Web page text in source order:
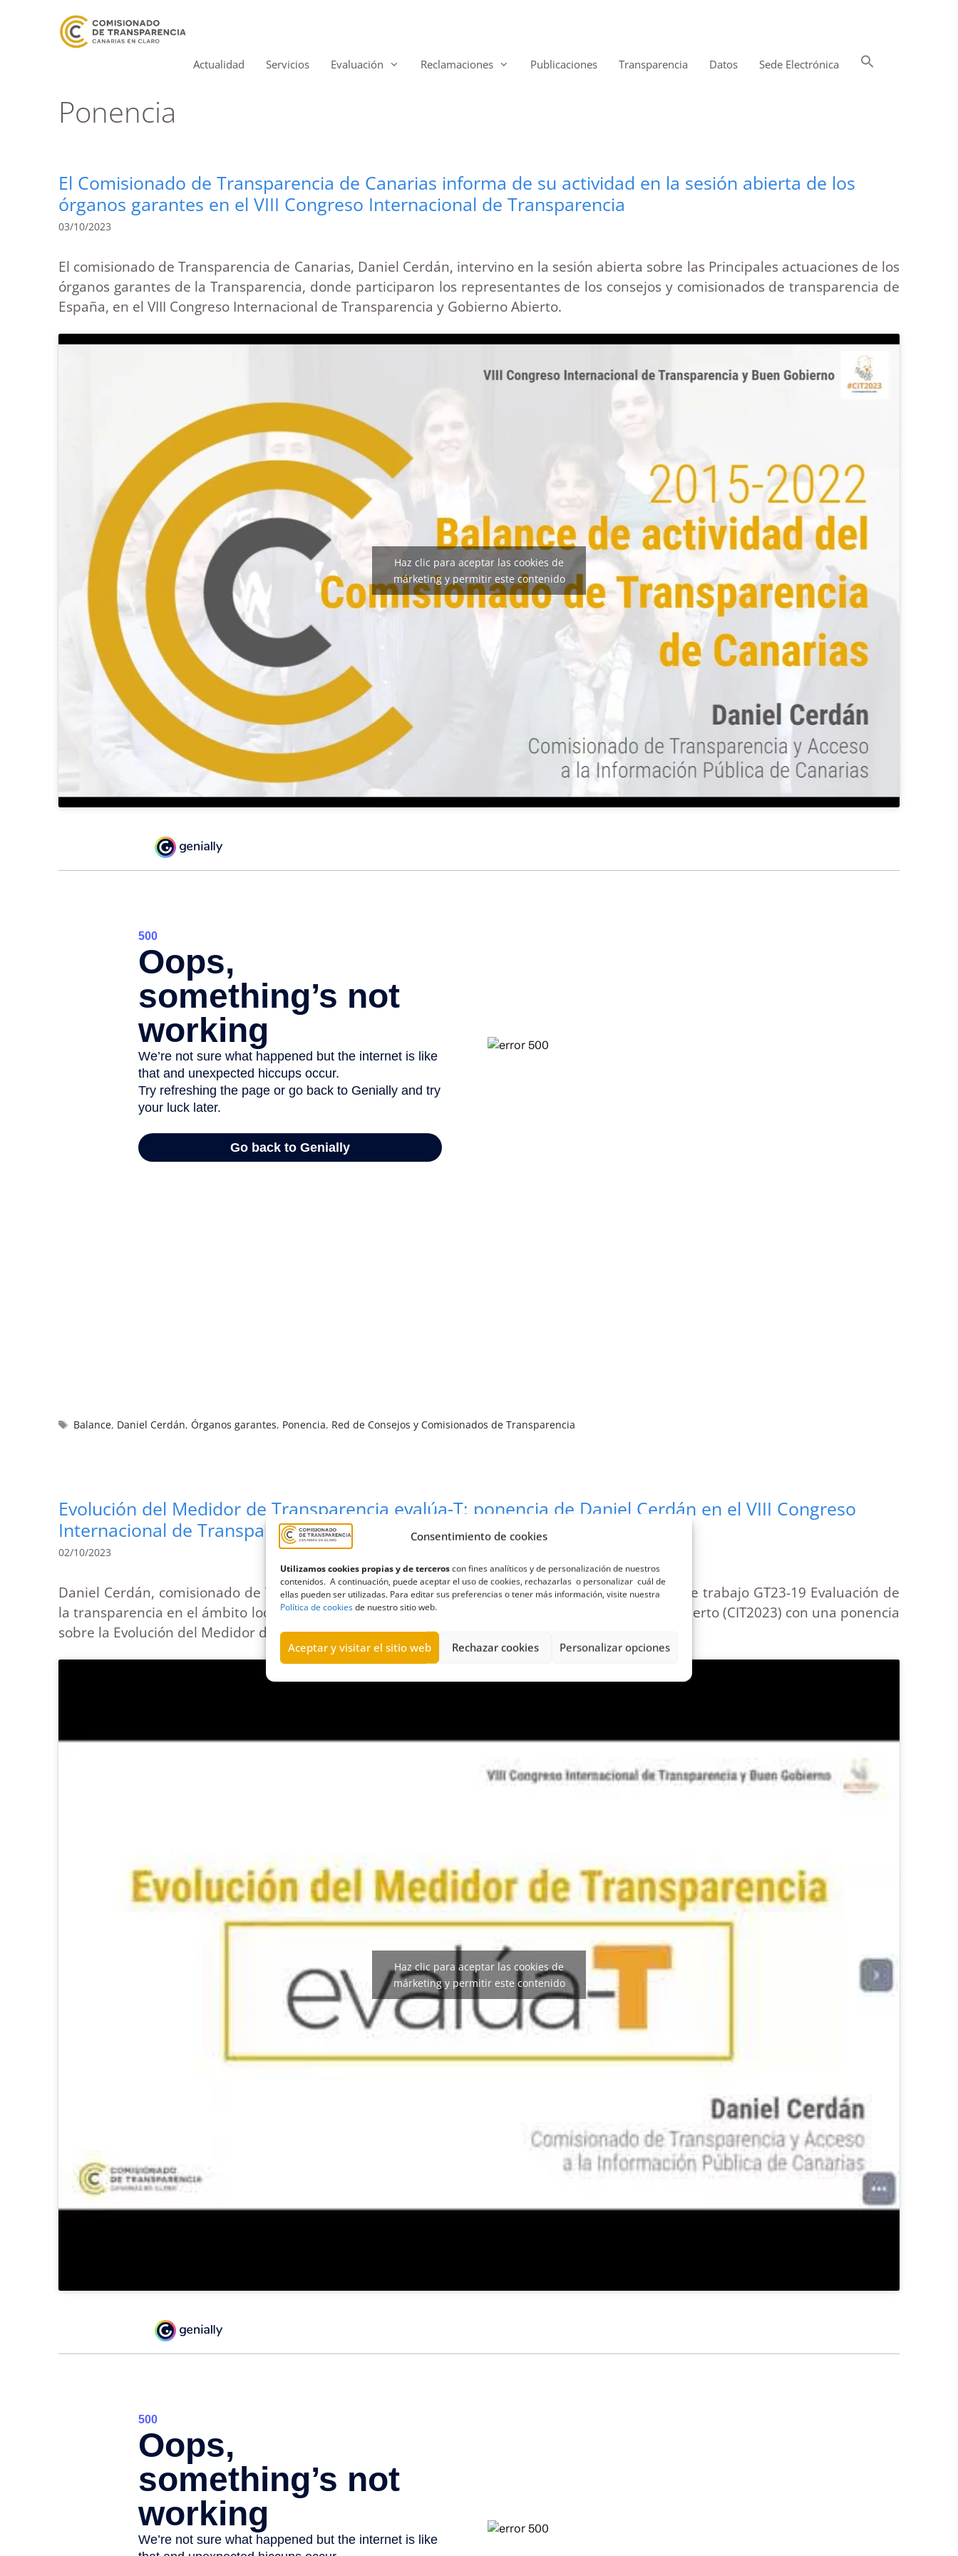
Consentimiento de cookies
Utilizamos cookies propias y de terceroscon fines analíticos y de personalización de nuestros
contenidos. A continuación, puede aceptar el uso de cookies, rechazarlas o personalizar cuál de
ellas pueden ser utilizadas. Para editar sus preferencias o tener más información, visite nuestra
Política de cookiesde nuestro sitio web.
Aceptar y visitar el sitio web Rechazar cookies Personalizar opciones
Actualidad Servicios Evaluación Reclamaciones Publicaciones Transparencia Datos Sede Electrónica
Ponencia
El Comisionado de Transparencia de Canarias informa de su actividad en la sesión abierta de los
órganos garantes en el VIII Congreso Internacional de Transparencia
03/10/2023
El comisionado de Transparencia de Canarias, Daniel Cerdán, intervino en la sesión abierta sobre las Principales actuaciones de los
órganos garantes de la Transparencia, donde participaron los representantes de los consejos y comisionados de transparencia de
España, en el VIII Congreso Internacional de Transparencia y Gobierno Abierto.
Haz clic para aceptar las cookies de
márketing y permitir este contenido
Balance, Daniel Cerdán,Órganos garantes, Ponencia, Red de Consejos y Comisionados de Transparencia
Evolución del Medidor de Transparencia evalúa-T: ponencia de Daniel Cerdán en el VIII Congreso
Internacional de Transparencia
02/10/2023
Daniel Cerdán, comisionado de Transparencia de Canarias, intervino como ponente en el grupo de trabajo GT23-19 Evaluación de
la transparencia en el ámbito local del VIII Congreso Internacional de Transparencia y Gobierno Abierto (CIT2023) con una ponencia
sobre la Evolución del Medidor de Transparenciaevalúa-T.
Haz clic para aceptar las cookies de
márketing y permitir este contenido